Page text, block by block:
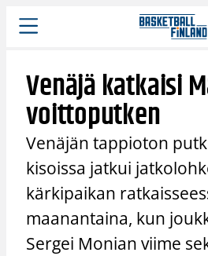
Siirry
sisältöön
Venäjä katkaisi
voittoputken
Venäjän tappioton
kisoissa jatkui
kärkipaikan
maanantaina, kun
Sergei Monian viime